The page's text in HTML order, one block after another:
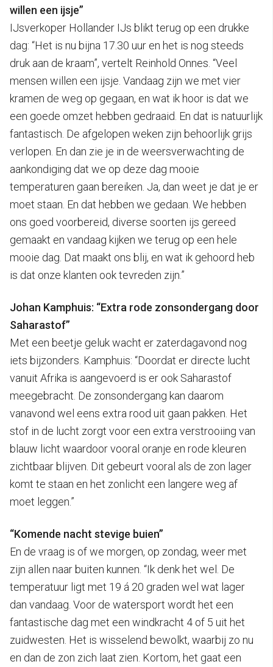
willen een ijsje”
IJsverkoper Hollander IJs blikt terug op een drukke
dag: “Het is nu bijna 17.30 uur en het is nog steeds
druk aan de kraam”, vertelt Reinhold Onnes. “Veel
mensen willen een ijsje. Vandaag zijn we met vier
kramen de weg op gegaan, en wat ik hoor is dat we
een goede omzet hebben gedraaid. En dat is natuurlijk
fantastisch. De afgelopen weken zijn behoorlijk grijs
verlopen. En dan zie je in de weersverwachting de
aankondiging dat we op deze dag mooie
temperaturen gaan bereiken. Ja, dan weet je dat je er
moet staan. En dat hebben we gedaan. We hebben
ons goed voorbereid, diverse soorten ijs gereed
gemaakt en vandaag kijken we terug op een hele
mooie dag. Dat maakt ons blij, en wat ik gehoord heb
is dat onze klanten ook tevreden zijn.”
Johan Kamphuis: “Extra rode zonsondergang door
Saharastof”
Met een beetje geluk wacht er zaterdagavond nog
iets bijzonders. Kamphuis: “Doordat er directe lucht
vanuit Afrika is aangevoerd is er ook Saharastof
meegebracht. De zonsondergang kan daarom
vanavond wel eens extra rood uit gaan pakken. Het
stof in de lucht zorgt voor een extra verstrooiing van
blauw licht waardoor vooral oranje en rode kleuren
zichtbaar blijven. Dit gebeurt vooral als de zon lager
komt te staan en het zonlicht een langere weg af
moet leggen.”
“Komende nacht stevige buien”
En de vraag is of we morgen, op zondag, weer met
zijn allen naar buiten kunnen. “Ik denk het wel. De
temperatuur ligt met 19 á 20 graden wel wat lager
dan vandaag. Voor de watersport wordt het een
fantastische dag met een windkracht 4 of 5 uit het
zuidwesten. Het is wisselend bewolkt, waarbij zo nu
en dan de zon zich laat zien. Kortom, het gaat een